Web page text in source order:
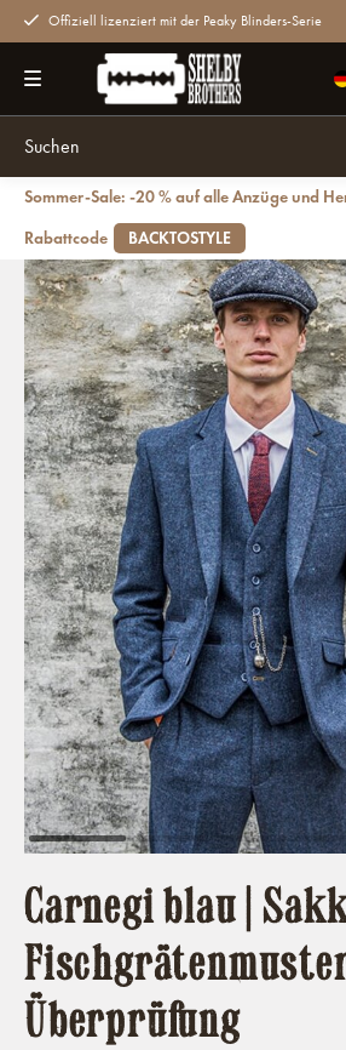
Offiziell lizenziert mit der Peaky Blinders-Serie
Sommer-Sale: -20 % auf alle Anzüge und
Rabattcode
BACKTOSTYLE
Carnegi blau | Sakko |
Carnegi blau |
Überprüfung